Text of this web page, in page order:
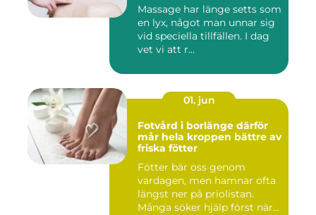
Massage har länge setts som
en lyx, något man unnar sig
vid speciella tillfällen. I dag
vet vi att r...
01. jun
Fotvård i borlänge därför
mår hela kroppen bättre av
friska fötter
Fötter bär oss genom
vardagen, men hamnar ofta
längst ner på priolistan.
Många söker hjälp först när...